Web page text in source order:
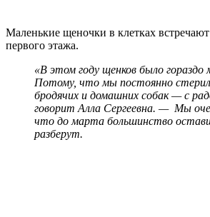
Маленькие щеночки в клетках
первого этажа.
«В этом году щенков было гораздо
Потому, что мы постоянно
бродячих и домашних собак — с
говорит Алла Сергеевна. — Мы
что до марта большинство
разберут.